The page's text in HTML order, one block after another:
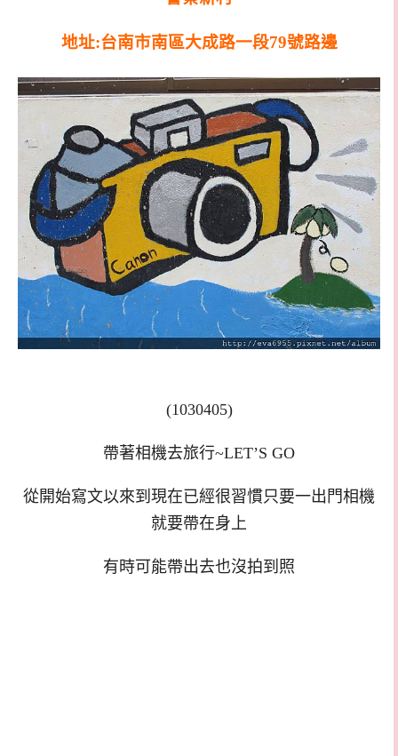
地址:台南市南區大成路一段79號路邊
(1030405)
帶著相機去旅行~LET’S GO
從開始寫文以來到現在已經很習慣只要一出門相機
就要帶在身上
有時可能帶出去也沒拍到照